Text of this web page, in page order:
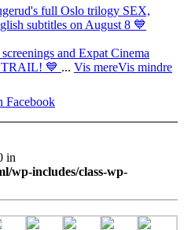
full Oslo trilogy SEX,
subtitles on August 8 💙
and Expat Cinema
TRAIL! 💙 ... Vis mereVis mindre
Facebook
in
wp-includes/class-wp-